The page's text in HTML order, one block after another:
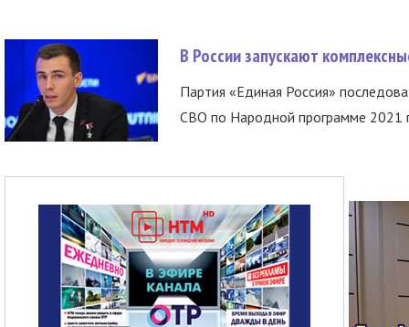
В России запускают
Партия «Единая Россия»
СВО по Народной программе 2021